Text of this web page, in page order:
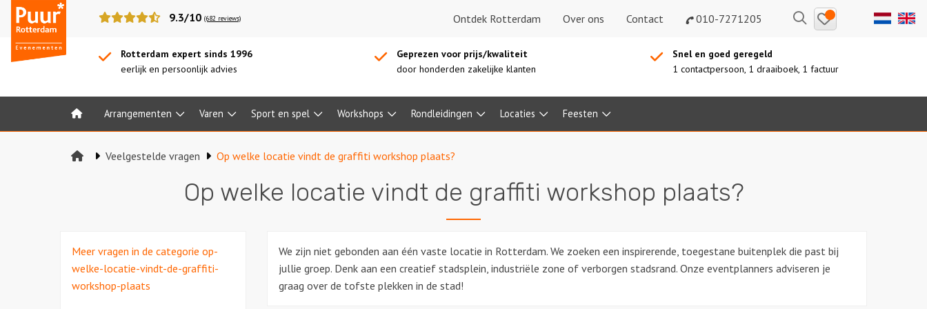
Puur*
Rotterdam
bedrijfsuitjes
9.3/10 (682 reviews) Ontdek Rotterdam Over ons Contact 010-7271205 ZoekenBewaarde
uitjes
Rotterdam expert sinds 1996
eerlijk en persoonlijk advies
Geprezen voor prijs/kwaliteit
door honderden zakelijke klanten
Snel en goed geregeld
1 contactpersoon, 1 draaiboek, 1 factuur
Home Arrangementen Varen Sport en spel Workshops Rondleidingen Locaties Feesten
Veelgestelde vragen Op welke locatie vindt de graffiti workshop plaats?
Op welke locatie vindt de graffiti workshop plaats?
Meer vragen in de categorie op-
welke-locatie-vindt-de-graffiti-
workshop-plaats
We zijn niet gebonden aan één vaste locatie in Rotterdam. We zoeken een inspirerende, toegestane buitenplek die past bij
jullie groep. Denk aan een creatief stadsplein, industriële zone of verborgen stadsrand. Onze eventplanners adviseren je
graag over de tofste plekken in de stad!